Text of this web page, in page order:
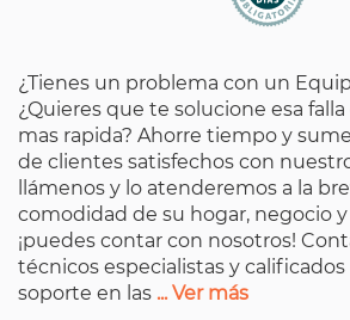
¿Tienes un problema con un
¿Quieres que te solucione esa
mas rapida? Ahorre tiempo y
de clientes satisfechos con
llámenos y lo atenderemos a la
comodidad de su hogar, negocio
¡puedes contar con nosotros!
técnicos especialistas y
soporte en las ... Ver más